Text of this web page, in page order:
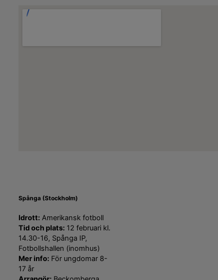
Spånga (Stockholm)
Idrott: Amerikansk fotboll
Tid och plats: 12 februari kl.
14.30-16, Spånga IP,
Fotbollshallen (inomhus)
Mer info: För ungdomar 8-
17 år